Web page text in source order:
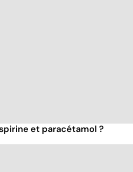
et paracétamol ?